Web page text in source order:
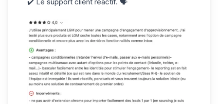
✔️ Le support client réactif. 🗣️